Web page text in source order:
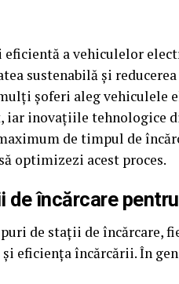
eficientă a vehiculelor
sustenabilă și
șoferi aleg vehiculele
iar inovațiile tehnologice
de timpul de
optimizezi acest proces.
de încărcare
de stații de încărcare,
eficiența încărcării. În